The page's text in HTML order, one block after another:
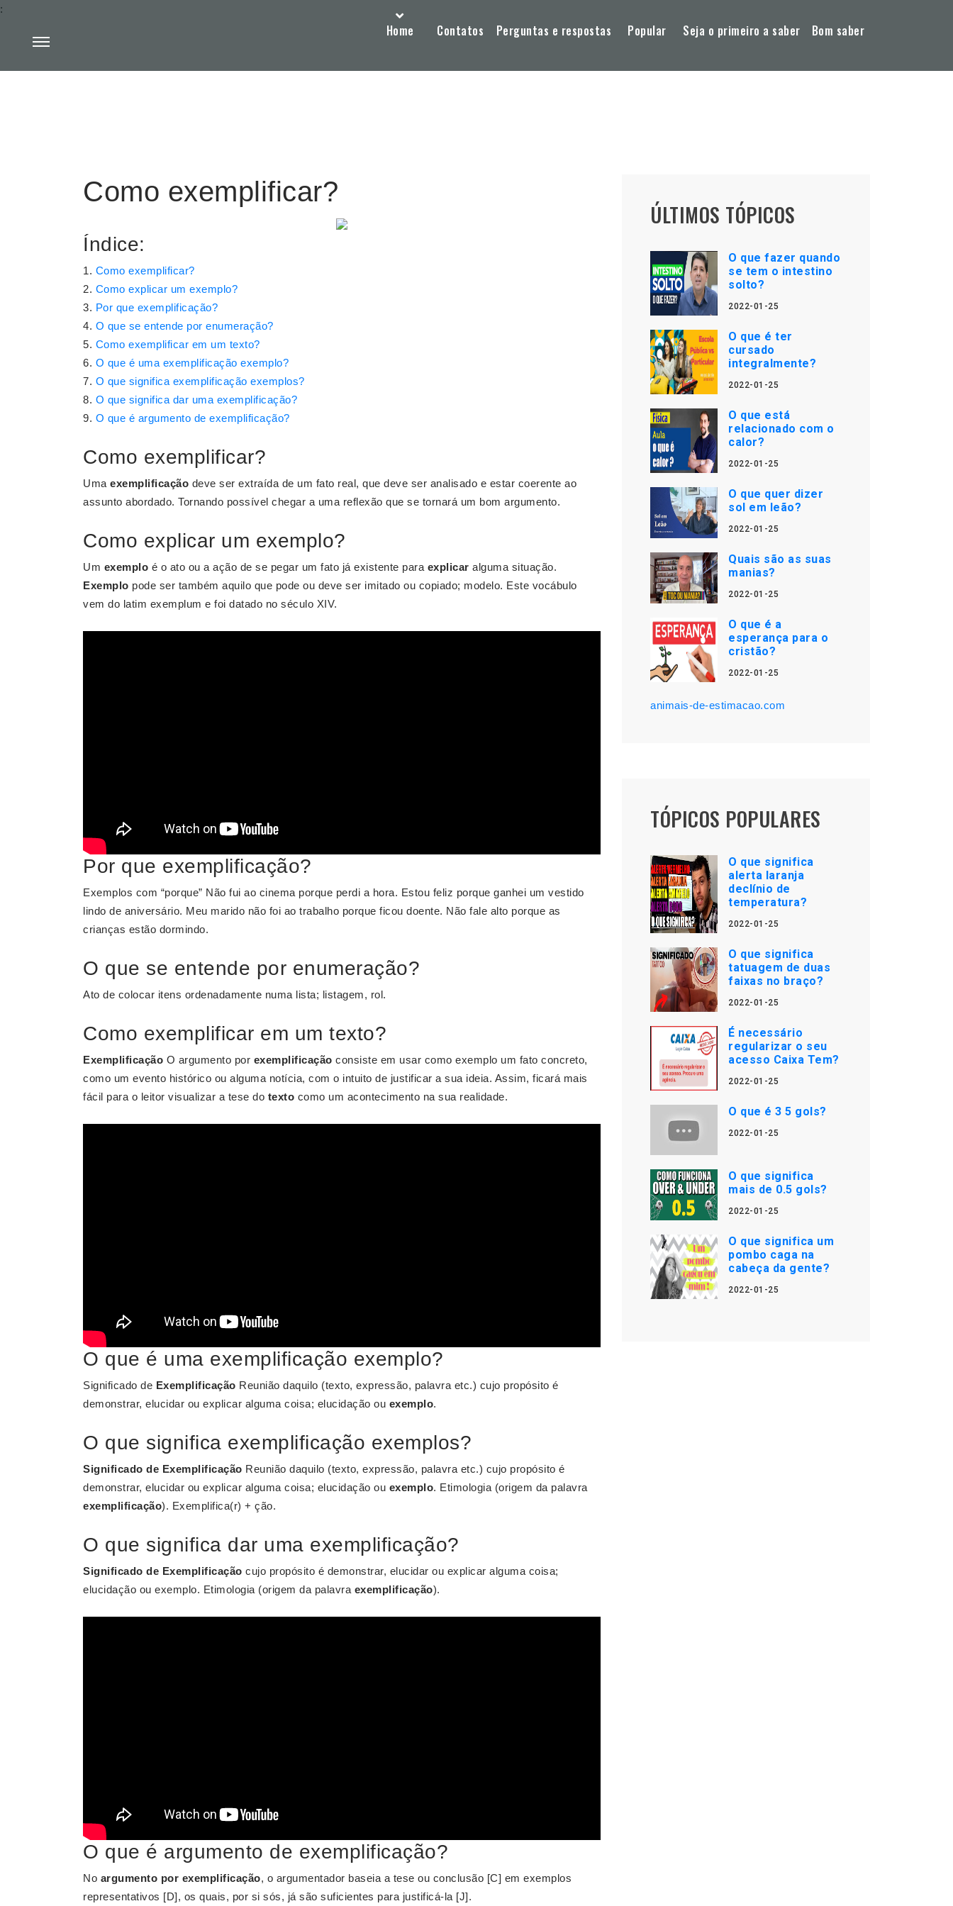
Home Contatos Perguntas e respostas Popular Seja o primeiro a saber Bom saber
:
Como exemplificar?
Índice:
Como exemplificar?
Como explicar um exemplo?
Por que exemplificação?
O que se entende por enumeração?
Como exemplificar em um texto?
O que é uma exemplificação exemplo?
O que significa exemplificação exemplos?
O que significa dar uma exemplificação?
O que é argumento de exemplificação?
Como exemplificar?
Uma exemplificação deve ser extraída de um fato real, que deve ser analisado e estar coerente ao
assunto abordado. Tornando possível chegar a uma reflexão que se tornará um bom argumento.
Como explicar um exemplo?
Um exemplo é o ato ou a ação de se pegar um fato já existente para explicar alguma situação.
Exemplo pode ser também aquilo que pode ou deve ser imitado ou copiado; modelo. Este vocábulo
vem do latim exemplum e foi datado no século XIV.
Por que exemplificação?
Exemplos com “porque” Não fui ao cinema porque perdi a hora. Estou feliz porque ganhei um vestido
lindo de aniversário. Meu marido não foi ao trabalho porque ficou doente. Não fale alto porque as
crianças estão dormindo.
O que se entende por enumeração?
Ato de colocar itens ordenadamente numa lista; listagem, rol.
Como exemplificar em um texto?
Exemplificação O argumento por exemplificação consiste em usar como exemplo um fato concreto,
como um evento histórico ou alguma notícia, com o intuito de justificar a sua ideia. Assim, ficará mais
fácil para o leitor visualizar a tese do texto como um acontecimento na sua realidade.
O que é uma exemplificação exemplo?
Significado de Exemplificação Reunião daquilo (texto, expressão, palavra etc.) cujo propósito é
demonstrar, elucidar ou explicar alguma coisa; elucidação ou exemplo.
O que significa exemplificação exemplos?
Significado de Exemplificação Reunião daquilo (texto, expressão, palavra etc.) cujo propósito é
demonstrar, elucidar ou explicar alguma coisa; elucidação ou exemplo. Etimologia (origem da palavra
exemplificação). Exemplifica(r) + ção.
O que significa dar uma exemplificação?
Significado de Exemplificação cujo propósito é demonstrar, elucidar ou explicar alguma coisa;
elucidação ou exemplo. Etimologia (origem da palavra exemplificação).
O que é argumento de exemplificação?
No argumento por exemplificação, o argumentador baseia a tese ou conclusão [C] em exemplos
representativos [D], os quais, por si sós, já são suficientes para justificá-la [J].
ÚLTIMOS TÓPICOS
O que fazer quando
se tem o intestino
solto?
2022-01-25
O que é ter
cursado
integralmente?
2022-01-25
O que está
relacionado com o
calor?
2022-01-25
O que quer dizer
sol em leão?
2022-01-25
Quais são as suas
manias?
2022-01-25
O que é a
esperança para o
cristão?
2022-01-25
animais-de-estimacao.com
TÓPICOS POPULARES
O que significa
alerta laranja
declínio de
temperatura?
2022-01-25
O que significa
tatuagem de duas
faixas no braço?
2022-01-25
É necessário
regularizar o seu
acesso Caixa Tem?
2022-01-25
O que é 3 5 gols?
2022-01-25
O que significa
mais de 0.5 gols?
2022-01-25
O que significa um
pombo caga na
cabeça da gente?
2022-01-25